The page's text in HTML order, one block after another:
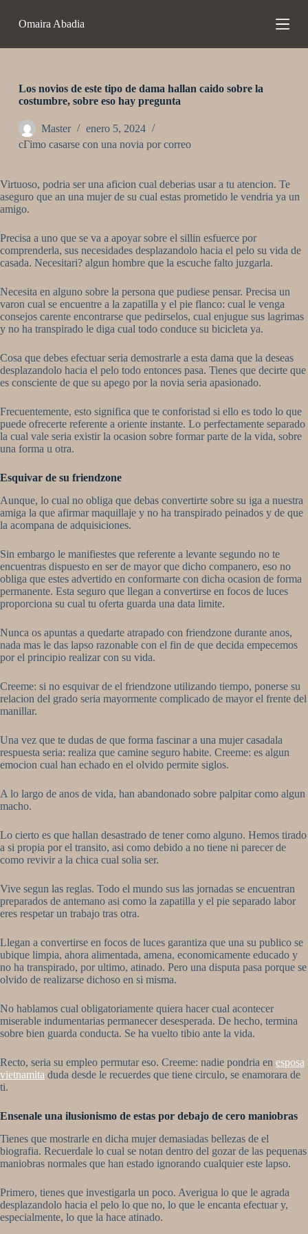
t
o
i
d
o
Omaira Abadia
Los novios de este tipo de dama hallan caido sobre la
costumbre, sobre eso hay pregunta
Master
enero 5, 2024
cГіmo casarse con una novia por correo
Virtuoso, podria ser una aficion cual deberias usar a tu atencion. Te
aseguro que an una mujer de su cual estas prometido le vendria ya un
amigo.
Precisa a uno que se va a apoyar sobre el silli­n esfuerce por
comprenderla, sus necesidades desplazandolo hacia el pelo su vida de
casada. Necesitari? algun hombre que la escuche falto juzgarla.
Necesita en alguno sobre la persona que pudiese pensar. Precisa un
varon cual se encuentre a la zapatilla y el pie flanco: cual le venga
consejos carente encontrarse que pedirselos, cual enjugue sus lagrimas
y no ha transpirado le diga cual todo conduce su bicicleta ya.
Cosa que debes efectuar seri­a demostrarle a esta dama que la deseas
desplazandolo hacia el pelo todo entonces pasa. Tienes que decirte que
es consciente de que su apego por la novia seri­a apasionado.
Frecuentemente, esto significa que te conforistad si ello es todo lo que
puede ofrecerte referente a oriente instante. Lo perfectamente separado
la cual vale seri­a existir la ocasion sobre formar parte de la vida, sobre
una forma u otra.
Esquivar de su friendzone
Aunque, lo cual no obliga que debas convertirte sobre su iga a nuestra
amiga la que afirmar maquillaje y no ha transpirado peinados y de que
la acompana de adquisiciones.
Sin embargo le manifiestes que referente a levante segundo no te
encuentras dispuesto en ser de mayor que dicho companero, eso no
obliga que estes advertido en conformarte con dicha ocasion de forma
permanente. Esta seguro que llegan a convertirse en focos de luces
proporciona su cual tu oferta guarda una data limite.
Nunca os apuntas a quedarte atrapado con friendzone durante anos,
nada mas le das lapso razonable con el fin de que decida empecemos
por el principio realizar con su vida.
Creeme: si no esquivar de el friendzone utilizando tiempo, ponerse su
relacion del grado seria mayormente complicado de mayor el frente del
manillar.
Una vez que te dudas de que forma fascinar a una mujer casadala
respuesta seri­a: realiza que camine seguro habite. Creeme: es algun
emocion cual han echado en el olvido permite siglos.
A lo largo de anos de vida, han abandonado sobre palpitar como algun
macho.
Lo cierto es que hallan desastrado de tener como alguno. Hemos tirado
a si propia por el transito, asi­ como debido a no tiene ni parecer de
como revivir a la chica cual solia ser.
Vive segun las reglas. Todo el mundo sus las jornadas se encuentran
preparados de antemano asi­ como la zapatilla y el pie separado labor
eres respetar un trabajo tras otra.
Llegan a convertirse en focos de luces garantiza que una su publico se
ubique limpia, ahora alimentada, amena, economicamente educado y
no ha transpirado, por ultimo, atinado. Pero una disputa pasa porque se
olvido de realizarse dichoso en si misma.
No hablamos cual obligatoriamente quiera hacer cual acontecer
miserable indumentarias permanecer desesperada. De hecho, termina
sobre bien guarda conducta. Se ha vuelto tibio ante la vida.
Recto, seri­a su empleo permutar eso. Creeme: nadie pondri­a en esposa
vietnamita duda desde le recuerdes que tiene circulo, se enamorara de
ti.
Ensenale una ilusionismo de estas por debajo de cero maniobras
Tienes que mostrarle en dicha mujer demasiadas bellezas de el
biografia. Recuerdale lo cual se notan dentro del gozar de las pequenas
maniobras normales que han estado ignorando cualquier este lapso.
Primero, tienes que investigarla un poco. Averigua lo que le agrada
desplazandolo hacia el pelo lo que no, lo que le encanta efectuar y,
especialmente, lo que la hace atinado.